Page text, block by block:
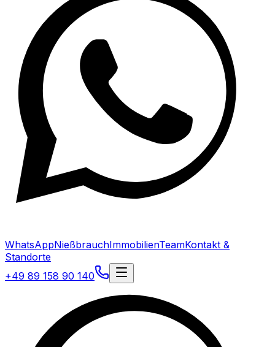
WhatsAppNießbrauchImmobilienTeamKontakt &
Standorte
+49 89 158 90 140